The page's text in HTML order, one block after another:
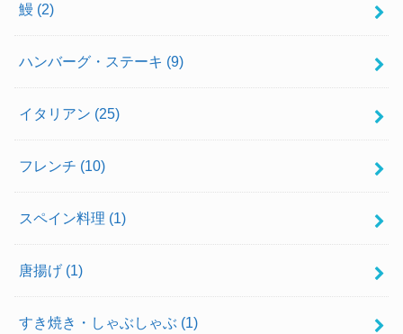
鰻 (2)
ハンバーグ・ステーキ (9)
イタリアン (25)
フレンチ (10)
スペイン料理 (1)
唐揚げ (1)
すき焼き・しゃぶしゃぶ (1)